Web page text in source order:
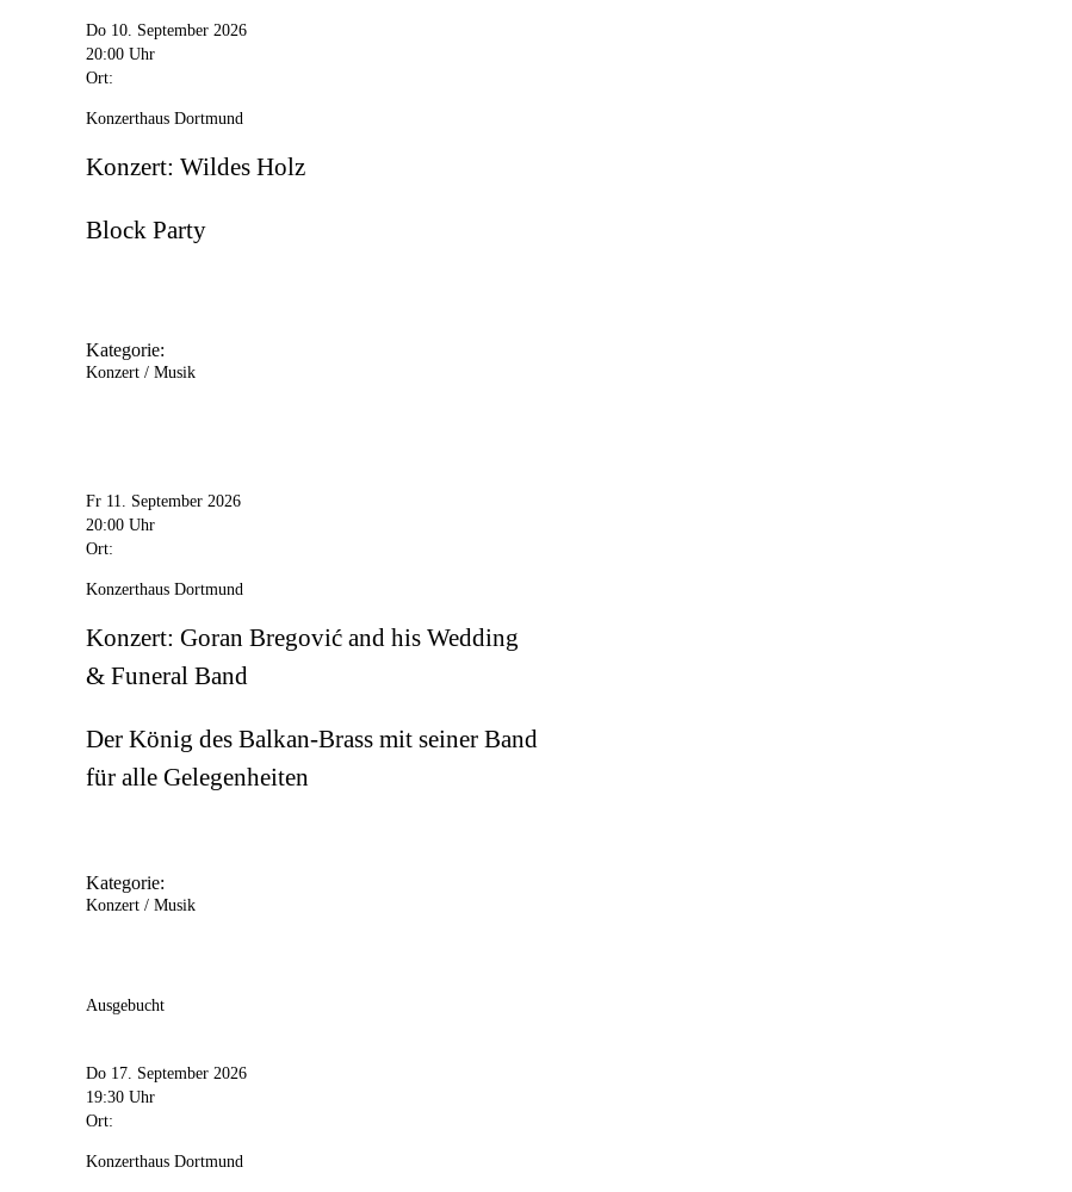
Do 10. September 2026
20:00 Uhr
Ort:
Konzerthaus Dortmund
Konzert: Wildes Holz
Block Party
Kategorie:
Konzert / Musik
Fr 11. September 2026
20:00 Uhr
Ort:
Konzerthaus Dortmund
Konzert: Goran Bregović and his Wedding
& Funeral Band
Der König des Balkan-Brass mit seiner Band
für alle Gelegenheiten
Kategorie:
Konzert / Musik
Ausgebucht
Do 17. September 2026
19:30 Uhr
Ort:
Konzerthaus Dortmund